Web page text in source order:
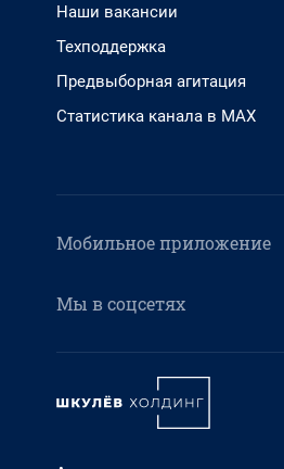
Наши вакансии
Техподдержка
Предвыборная агитация
Статистика канала в MAX
Мобильное приложение
Мы в соцсетях